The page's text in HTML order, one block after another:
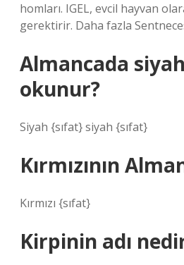
homları. IGEL, evcil hayvan
gerektirir. Daha fazla
Almancada
okunur?
Siyah {sıfat} siyah {sıfat}
Kırmızının
Kırmızı {sıfat}
Kirpinin adı